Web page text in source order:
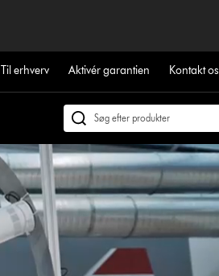
Til erhverv Aktivér garantien Kontakt os
Søg
dyson.dk